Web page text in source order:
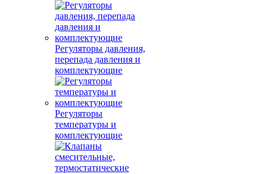
Регуляторы давления,
перепада давления и
комплектующие
Регуляторы
температуры и
комплектующие